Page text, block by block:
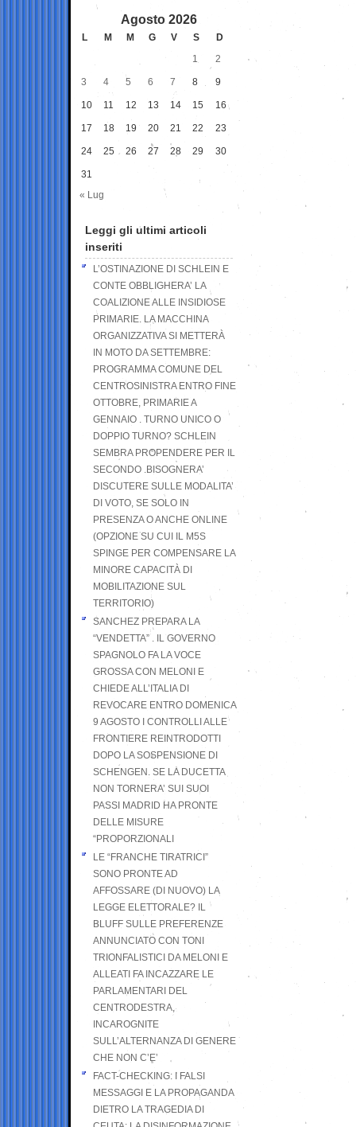
Agosto 2026
L M M G V S
D
1
2
3 4 5 6 7 8 9
10 11 12 13 14 15 16
17 18 19 20 21 22 23
24 25 26 27 28 29 30
31
« Lug
Leggi gli ultimi articoli
inseriti
L’OSTINAZIONE DI SCHLEIN E
CONTE OBBLIGHERA’ LA
COALIZIONE ALLE INSIDIOSE
PRIMARIE. LA MACCHINA
ORGANIZZATIVA SI METTERÀ
IN MOTO DA SETTEMBRE:
PROGRAMMA COMUNE DEL
CENTROSINISTRA ENTRO FINE
OTTOBRE, PRIMARIE A
GENNAIO . TURNO UNICO O
DOPPIO TURNO? SCHLEIN
SEMBRA PROPENDERE PER IL
SECONDO .BISOGNERA’
DISCUTERE SULLE MODALITA’
DI VOTO, SE SOLO IN
PRESENZA O ANCHE ONLINE
(OPZIONE SU CUI IL M5S
SPINGE PER COMPENSARE LA
MINORE CAPACITÀ DI
MOBILITAZIONE SUL
TERRITORIO)
SANCHEZ PREPARA LA
“VENDETTA” . IL GOVERNO
SPAGNOLO FA LA VOCE
GROSSA CON MELONI E
CHIEDE ALL’ITALIA DI
REVOCARE ENTRO DOMENICA
9 AGOSTO I CONTROLLI ALLE
FRONTIERE REINTRODOTTI
DOPO LA SOSPENSIONE DI
SCHENGEN. SE LA DUCETTA
NON TORNERA’ SUI SUOI
PASSI MADRID HA PRONTE
DELLE MISURE
“PROPORZIONALI
LE “FRANCHE TIRATRICI”
SONO PRONTE AD
AFFOSSARE (DI NUOVO) LA
LEGGE ELETTORALE? IL
BLUFF SULLE PREFERENZE
ANNUNCIATO CON TONI
TRIONFALISTICI DA MELONI E
ALLEATI FA INCAZZARE LE
PARLAMENTARI DEL
CENTRODESTRA,
INCAROGNITE
SULL’ALTERNANZA DI GENERE
CHE NON C’E’
FACT-CHECKING: I FALSI
MESSAGGI E LA PROPAGANDA
DIETRO LA TRAGEDIA DI